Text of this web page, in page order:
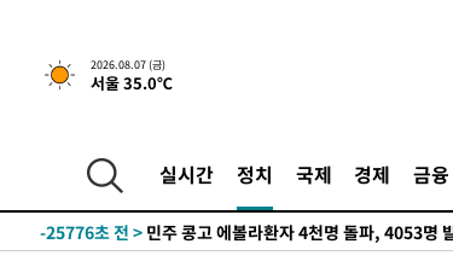
2026.08.07 (금)
서울 35.0℃
실시간 정치 국제 경제 금융
-8112초 전 >[속보] 뉴욕증시, 일제 하락 마감…나스닥
25.3%↑
-29310초 전 >
[속보]'채상병 순직 책임' 임성근, 항소심도
-29176초 전 >
-25776초 전 > 민주 콩고 에볼라환자 4천명 돌파, 4053명